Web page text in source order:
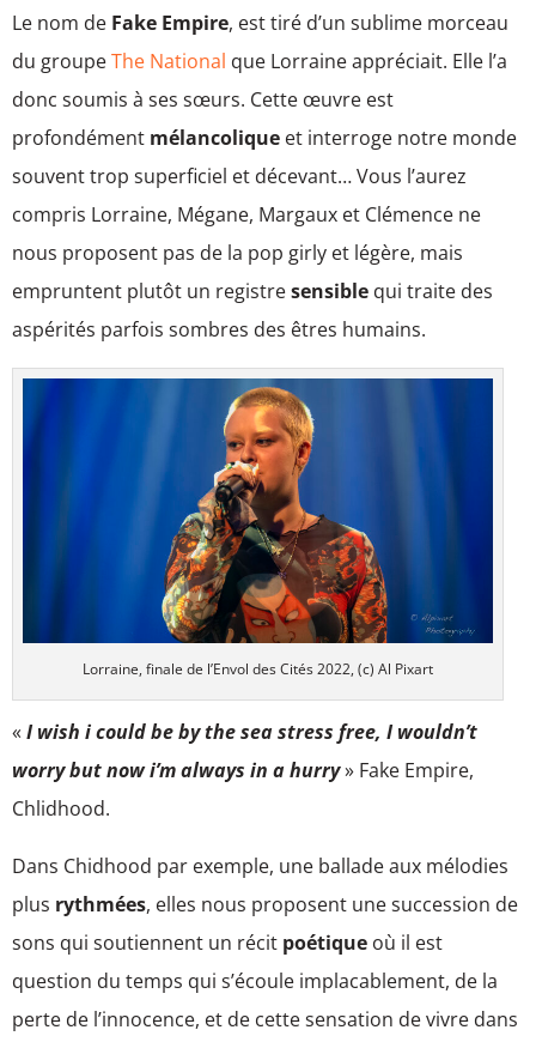
Le nom de Fake Empire, est tiré d’un sublime morceau
du groupeThe National que Lorraine appréciait. Elle l’a
donc soumis à ses sœurs. Cette œuvre est
profondément mélancolique et interroge notre monde
souvent trop superficiel et décevant… Vous l’aurez
compris Lorraine, Mégane, Margaux et Clémence ne
nous proposent pas de la pop girly et légère, mais
empruntent plutôt un registresensible qui traite des
aspérités parfois sombres des êtres humains.
Lorraine, finale de l’Envol des Cités 2022, (c) Al Pixart
«I wish i could be by the sea stress free, I wouldn’t
worry but now i’m always in a hurry» Fake Empire,
Chlidhood.
Dans Chidhood par exemple, une ballade aux mélodies
plus rythmées, elles nous proposent une succession de
sons qui soutiennent un récit poétique où il est
question du temps qui s’écoule implacablement, de la
perte de l’innocence, et de cette sensation de vivre dans